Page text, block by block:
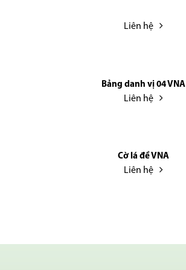
Liên hệ
Bảng danh vị 04 VNA
Liên hệ
Cờ lá đề VNA
Liên hệ